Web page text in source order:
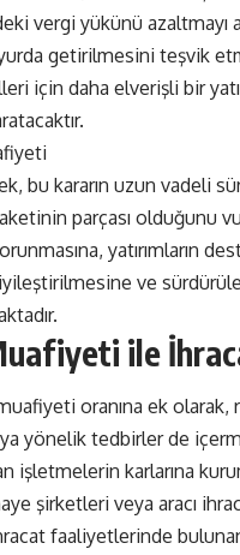
vergi yükünü azaltmayı
getirilmesini teşvik
için daha elverişli bir
bu kararın uzun vadeli
parçası olduğunu
yatırımların
ve
ile
oranına ek
yönelik tedbirler de
işletmelerin karlarına
şirketleri veya aracı
ihracat faaliyetlerinde